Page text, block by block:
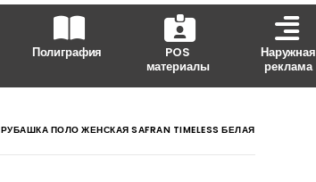
Полиграфия
POS
материалы
Наружная
реклама
РУБАШКА ПОЛО ЖЕНСКАЯ SAFRAN TIMELESS БЕЛАЯ